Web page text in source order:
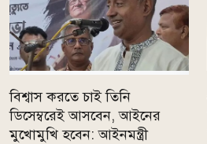
বিশ্বাস করতে চাই তিনি
ডিসেম্বরেই আসবেন, আইনের
মুখোমুখি হবেন: আইনমন্ত্রী